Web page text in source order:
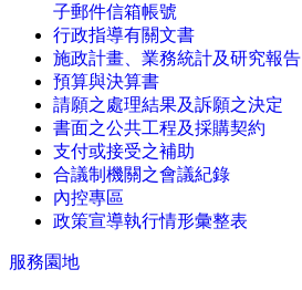
子郵件信箱帳號
行政指導有關文書
施政計畫、業務統計及研究報告
預算與決算書
請願之處理結果及訴願之決定
書面之公共工程及採購契約
支付或接受之補助
合議制機關之會議紀錄
內控專區
政策宣導執行情形彙整表
服務園地